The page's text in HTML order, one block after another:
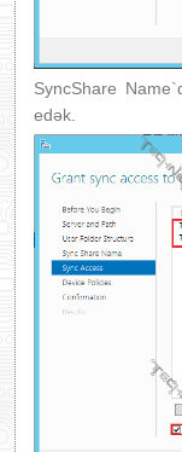
SyncShare
edək.